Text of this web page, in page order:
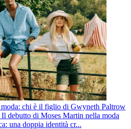
chi è il figlio di Gwyneth Paltrow
debutto di Moses Martin nella moda
una doppia identità cr...